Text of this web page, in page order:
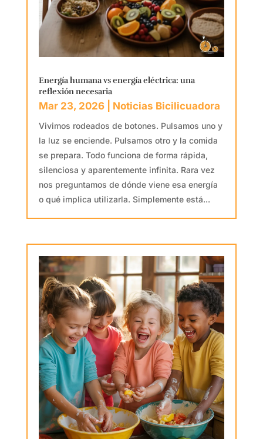
Energía humana vs energía eléctrica: una
reflexión necesaria
Mar 23, 2026| Noticias Bicilicuadora
Vivimos rodeados de botones. Pulsamos uno y
la luz se enciende. Pulsamos otro y la comida
se prepara. Todo funciona de forma rápida,
silenciosa y aparentemente infinita. Rara vez
nos preguntamos de dónde viene esa energía
o qué implica utilizarla. Simplemente está...